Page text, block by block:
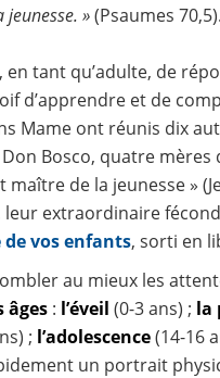
»(Psaumes
tant qu’adulte, de
d’apprendre et de
Mame ont réunis dix
Bosco, quatre
maître de la jeunesse »
leur extraordinaire
vos enfants, sorti en
au mieux les
âges : l’éveil (0-3 ans) ; la
; l’adolescence(14-16
un portrait